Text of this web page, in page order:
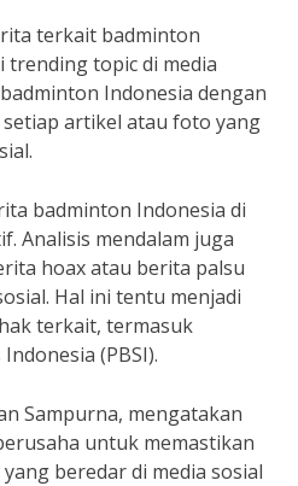
terkait badminton
trending topic di media
Indonesia dengan
artikel atau foto yang
badminton Indonesia di
Analisis mendalam juga
hoax atau berita palsu
Hal ini tentu menjadi
terkait, termasuk
(PBSI).
Sampurna, mengatakan
untuk memastikan
beredar di media sosial